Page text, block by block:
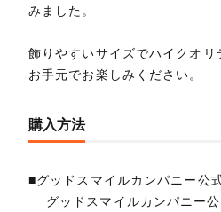
みました。
飾りやすいサイズでハイクオリ
お手元でお楽しみください。
購入方法
■グッドスマイルカンパニー公
グッドスマイルカンパニー